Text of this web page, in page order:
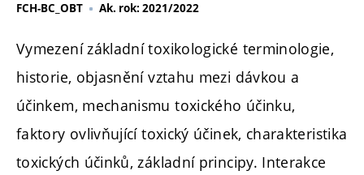
FCH-BC_OBT Ak. rok: 2021/2022
Vymezení základní toxikologické terminologie,
historie, objasnění vztahu mezi dávkou a
účinkem, mechanismu toxického účinku,
faktory ovlivňující toxický účinek, charakteristika
toxických účinků, základní principy. Interakce